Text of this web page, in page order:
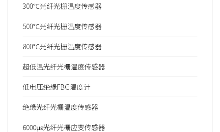
300℃光纤光栅温度传感器
500℃光纤光栅温度传感器
800℃光纤光栅温度传感器
超低温光纤光栅温度传感器
低电压绝缘FBG温度计
绝缘光纤光栅温度传感器
6000με光纤光栅应变传感器